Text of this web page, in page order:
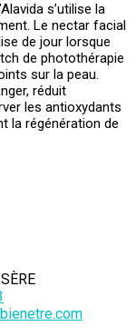
s’utilise la
Le nectar facial
de jour lorsque
de photothérapie
sur la peau.
réduit
les antioxydants
la régénération de